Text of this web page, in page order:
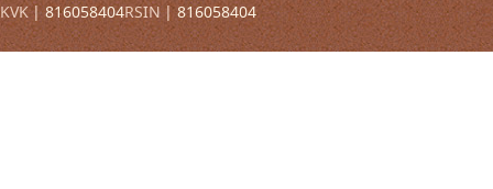
KVK
816058404RSIN 816058404